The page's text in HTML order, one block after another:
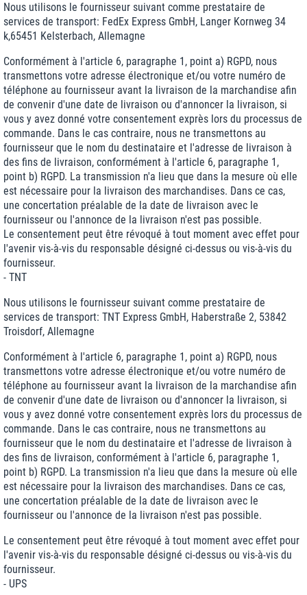
Nous utilisons le fournisseur suivant comme prestataire de
services de transport: FedEx Express GmbH, Langer Kornweg 34
k,65451 Kelsterbach, Allemagne
Conformément à l'article 6, paragraphe 1, point a) RGPD, nous
transmettons votre adresse électronique et/ou votre numéro de
téléphone au fournisseur avant la livraison de la marchandise afin
de convenir d'une date de livraison ou d'annoncer la livraison, si
vous y avez donné votre consentement exprès lors du processus de
commande. Dans le cas contraire, nous ne transmettons au
fournisseur que le nom du destinataire et l'adresse de livraison à
des fins de livraison, conformément à l'article 6, paragraphe 1,
point b) RGPD. La transmission n'a lieu que dans la mesure où elle
est nécessaire pour la livraison des marchandises. Dans ce cas,
une concertation préalable de la date de livraison avec le
fournisseur ou l'annonce de la livraison n'est pas possible.
Le consentement peut être révoqué à tout moment avec effet pour
l'avenir vis-à-vis du responsable désigné ci-dessus ou vis-à-vis du
fournisseur.
- TNT
Nous utilisons le fournisseur suivant comme prestataire de
services de transport: TNT Express GmbH, Haberstraße 2, 53842
Troisdorf, Allemagne
Conformément à l'article 6, paragraphe 1, point a) RGPD, nous
transmettons votre adresse électronique et/ou votre numéro de
téléphone au fournisseur avant la livraison de la marchandise afin
de convenir d'une date de livraison ou d'annoncer la livraison, si
vous y avez donné votre consentement exprès lors du processus de
commande. Dans le cas contraire, nous ne transmettons au
fournisseur que le nom du destinataire et l'adresse de livraison à
des fins de livraison, conformément à l'article 6, paragraphe 1,
point b) RGPD. La transmission n'a lieu que dans la mesure où elle
est nécessaire pour la livraison des marchandises. Dans ce cas,
une concertation préalable de la date de livraison avec le
fournisseur ou l'annonce de la livraison n'est pas possible.
Le consentement peut être révoqué à tout moment avec effet pour
l'avenir vis-à-vis du responsable désigné ci-dessus ou vis-à-vis du
fournisseur.
- UPS